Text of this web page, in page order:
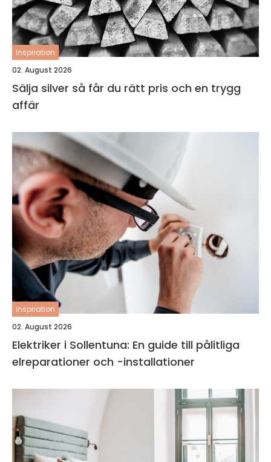
inspiration
02. August 2026
Sälja silver så får du rätt pris och en trygg
affär
inspiration
02. August 2026
Elektriker i Sollentuna: En guide till pålitliga
elreparationer och -installationer